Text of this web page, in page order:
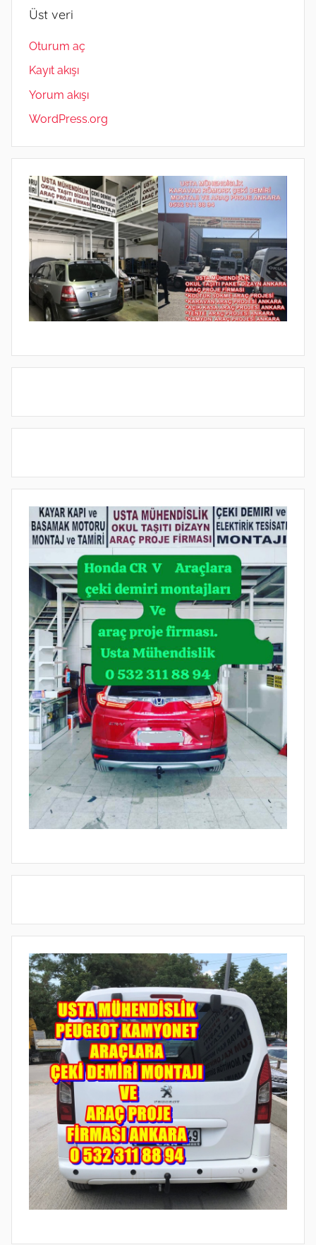
Üst veri
Oturum aç
Kayıt akışı
Yorum akışı
WordPress.org